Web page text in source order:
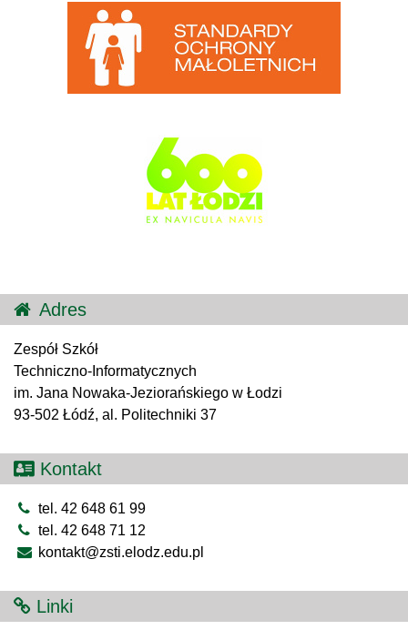
Adres
Zespół Szkół
Techniczno-Informatycznych
im. Jana Nowaka-Jeziorańskiego w Łodzi
93-502 Łódź, al. Politechniki 37
Kontakt
tel. 42 648 61 99
tel. 42 648 71 12
kontakt@zsti.elodz.edu.pl
Linki